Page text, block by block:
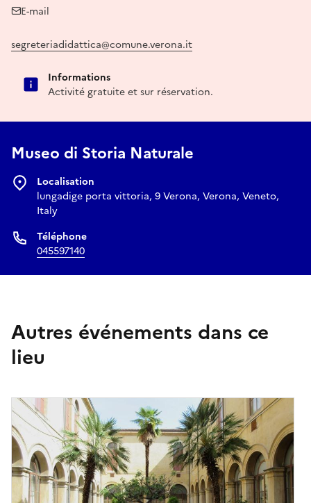
E-mail
segreteriadidattica@comune.verona.it
Informations
Activité gratuite et sur réservation.
Museo di Storia Naturale
Localisation
lungadige porta vittoria, 9 Verona, Verona, Veneto,
Italy
Téléphone
045597140
Autres événements dans ce
lieu